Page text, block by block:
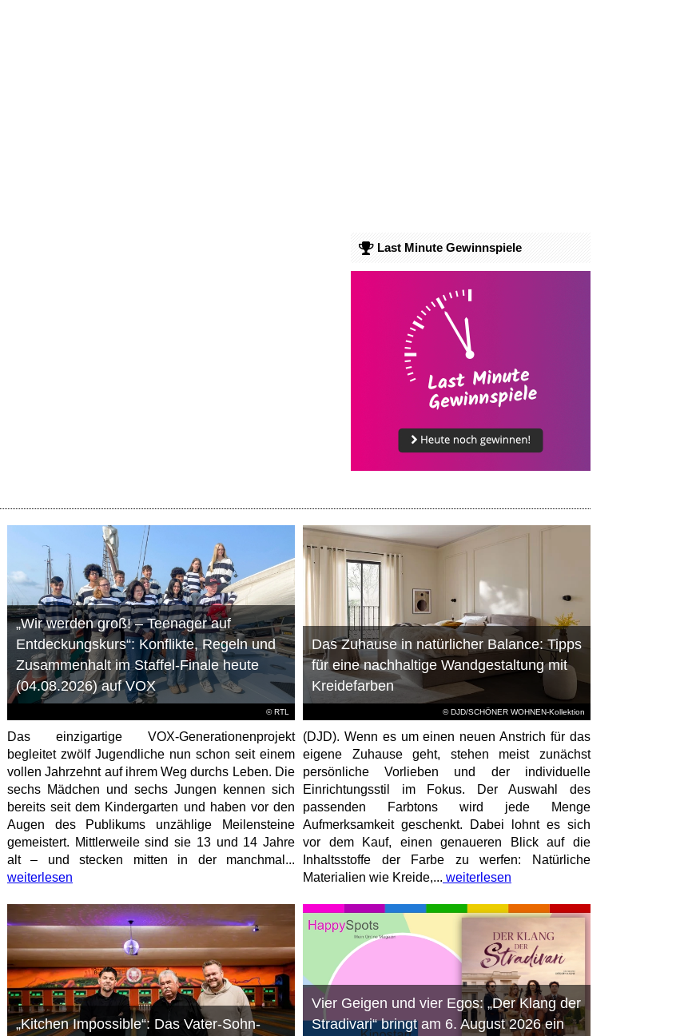
Last Minute Gewinnspiele
© RTL
„Wir werden groß! – Teenager auf
Entdeckungskurs“: Konflikte, Regeln und
Zusammenhalt im Staffel-Finale heute
(04.08.2026) auf VOX
Das einzigartige VOX-Generationenprojekt
begleitet zwölf Jugendliche nun schon seit einem
vollen Jahrzehnt auf ihrem Weg durchs Leben. Die
sechs Mädchen und sechs Jungen kennen sich
bereits seit dem Kindergarten und haben vor den
Augen des Publikums unzählige Meilensteine
gemeistert. Mittlerweile sind sie 13 und 14 Jahre
alt – und stecken mitten in der manchmal...
weiterlesen
© DJD/SCHÖNER WOHNEN-Kollektion
Das Zuhause in natürlicher Balance: Tipps
für eine nachhaltige Wandgestaltung mit
Kreidefarben
(DJD). Wenn es um einen neuen Anstrich für das
eigene Zuhause geht, stehen meist zunächst
persönliche Vorlieben und der individuelle
Einrichtungsstil im Fokus. Der Auswahl des
passenden Farbtons wird jede Menge
Aufmerksamkeit geschenkt. Dabei lohnt es sich
vor dem Kauf, einen genaueren Blick auf die
Inhaltsstoffe der Farbe zu werfen: Natürliche
Materialien wie Kreide,... weiterlesen
„Kitchen Impossible“: Das Vater-Sohn-
Vier Geigen und vier Egos: „Der Klang der
Stradivari“ bringt am 6. August 2026 ein